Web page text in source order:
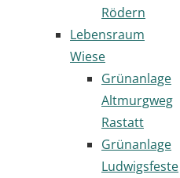
Rödern
Lebensraum
Wiese
Grünanlage
Altmurgweg
Rastatt
Grünanlage
Ludwigsfeste